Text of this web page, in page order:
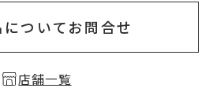
ついてお問合せ
店舗一覧